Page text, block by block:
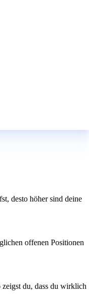
desto höher sind deine
offenen Positionen
du, dass du wirklich